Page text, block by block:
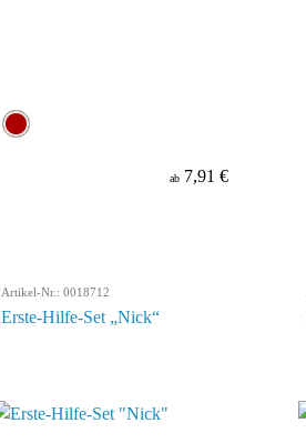
ab 7,91 €
Artikel-Nr.: 0018712
Erste-Hilfe-Set „Nick“